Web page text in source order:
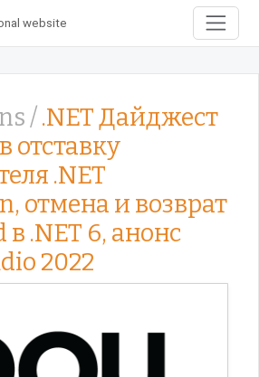
website
/.NET Дайджест
отставку
.NET
отмена и возврат
в .NET 6, анонс
2022